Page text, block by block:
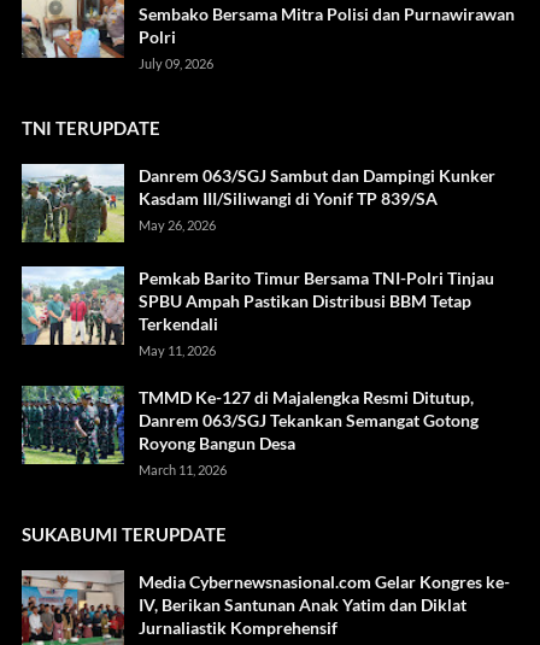
Sembako Bersama Mitra Polisi dan Purnawirawan
Polri
July 09, 2026
TNI TERUPDATE
Danrem 063/SGJ Sambut dan Dampingi Kunker
Kasdam III/Siliwangi di Yonif TP 839/SA
May 26, 2026
Pemkab Barito Timur Bersama TNI-Polri Tinjau
SPBU Ampah Pastikan Distribusi BBM Tetap
Terkendali
May 11, 2026
TMMD Ke-127 di Majalengka Resmi Ditutup,
Danrem 063/SGJ Tekankan Semangat Gotong
Royong Bangun Desa
March 11, 2026
SUKABUMI TERUPDATE
Media Cybernewsnasional.com Gelar Kongres ke-
IV, Berikan Santunan Anak Yatim dan Diklat
Jurnaliastik Komprehensif